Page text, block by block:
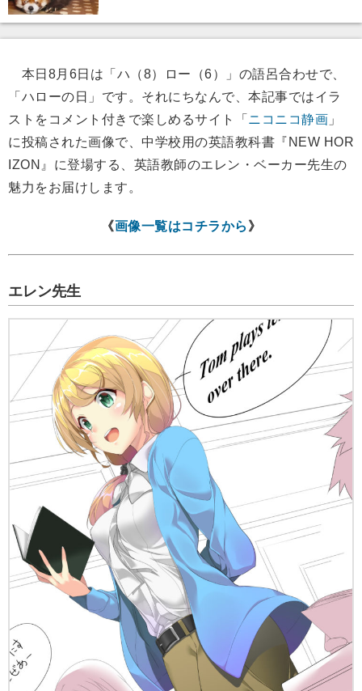
本日8月6日は「ハ（8）ロー（6）」の語呂合わせで、
「ハローの日」です。それにちなんで、本記事ではイラ
ストをコメント付きで楽しめるサイト「 ニコニコ静画 」
に投稿された画像で、中学校用の英語教科書『NEW HOR
IZON』に登場する、英語教師のエレン・ベーカー先生の
魅力をお届けします。
《画像一覧はコチラから 》
エレン先生